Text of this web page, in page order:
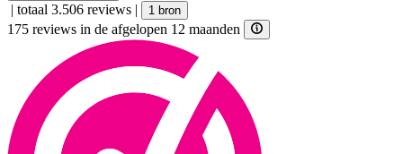
| totaal 3.506 reviews | 1 bron
175 reviews in de afgelopen 12 maanden